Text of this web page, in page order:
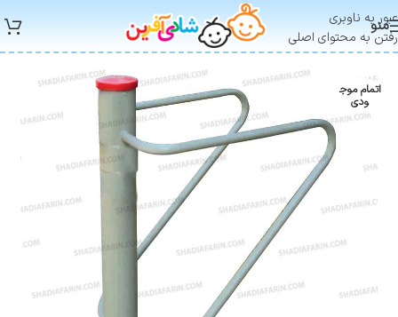
عبور به ناوبری
رفتن به محتوای اصلی
منو
اتمام موج
ودی